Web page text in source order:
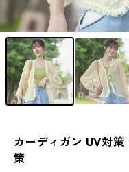
カーディガン UV対
策